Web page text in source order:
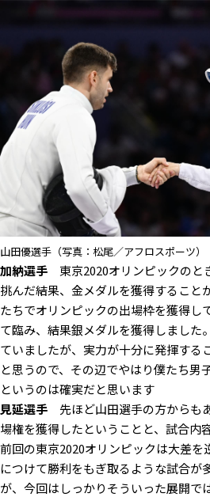
山田優選手（写真：松尾／アフロスポーツ）
加納選手 東京2020オリンピックのと
挑んだ結果、金メダルを獲得すること
たちでオリンピックの出場枠を獲得し
て臨み、結果銀メダルを獲得しました
ていましたが、実力が十分に発揮する
と思うので、その辺でやはり僕たち男
というのは確実だと思います
見延選手 先ほど山田選手の方からも
場権を獲得したということと、試合内
前回の東京2020オリンピックは大差
につけて勝利をもぎ取るような試合が
が、今回はしっかりそういった展開で